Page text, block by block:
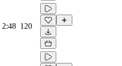
2:48 120